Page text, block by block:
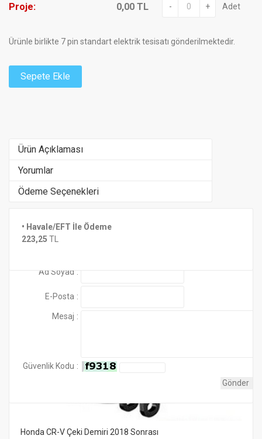
Proje: 0,00 TL - + Adet
Ürünle birlikte 7 pin standart elektrik tesisatı gönderilmektedir.
Sepete Ekle
Ürün Açıklaması
Yorumlar
Ödeme Seçenekleri
Henüz yorum yapılmamış
Ad Soyad
E-Posta :
Mesaj :
Güvenlik Kodu :
• Havale/EFT İle Ödeme
223,25 TL
Benzer Ürünler
Honda CR-V Çeki Demiri 2018 Sonrası